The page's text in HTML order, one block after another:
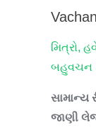
મિત્રો,
બહુવચન
સામાન્ય
જાણી